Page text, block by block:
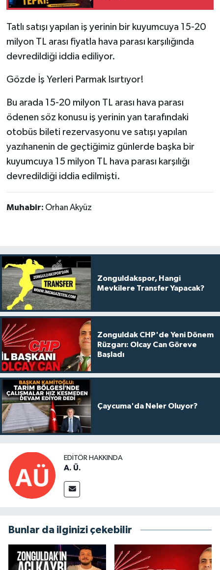
Tatlı satışı yapılan iş yerinin bir kuyumcuya 15-20
milyon TL arası fiyatla hava parası karşılığında
devredildiği iddia ediliyor.
Gözde İş Yerleri Parmak Isırtıyor!
Bu arada 15-20 milyon TL arası hava parası
ödenen söz konusu iş yerinin yan tarafındaki
otobüs bileti rezervasyonu ve satışı yapılan
yazıhanenin de geçtiğimiz günlerde başka bir
kuyumcuya 15 milyon TL hava parası karşılığı
devredildiği iddia edilmişti.
Muhabir: Orhan Akyüz
Zonguldakspor, Hangi
Mevkilere Transfer Yapacak?
Zonguldak CHP'de Yeni Dönem
Rüzgarı: Olcay Can Göreve
Başladı
Çaycuma'da Neler Oluyor?
EDITÖR HAKKINDA
A. Ü.
Bunlar da ilginizi çekebilir